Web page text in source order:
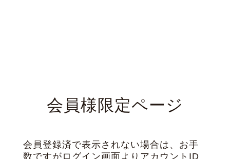
会員様限定ページ
会員登録済で表示されない場合は、お手
数ですがログイン画面よりアカウントID